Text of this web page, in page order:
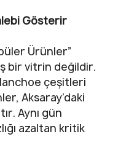
Gösterir
Ürünler”
bir vitrin değildir.
çeşitleri
Aksaray’daki
Aynı gün
azaltan kritik